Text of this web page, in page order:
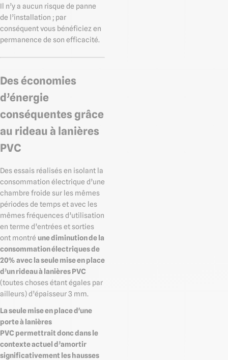
Il n’y a aucun risque de panne
de l’installation ; par
conséquent vous bénéficiez en
permanence de son efficacité.
Des économies
d’énergie
conséquentes grâce
au rideau à lanières
PVC
Des essais réalisés en isolant la
consommation électrique d’une
chambre froide sur les mêmes
périodes de temps et avec les
mêmes fréquences d’utilisation
en terme d’entrées et sorties
ont montré une diminution de la
consommation électriques de
20% avec la seule mise en place
d’un rideau à lanières PVC
(toutes choses étant égales par
ailleurs) d’épaisseur 3 mm.
La seule mise en place d'une
porte à lanières
PVC permettrait donc dans le
contexte actuel d’amortir
significativement les hausses